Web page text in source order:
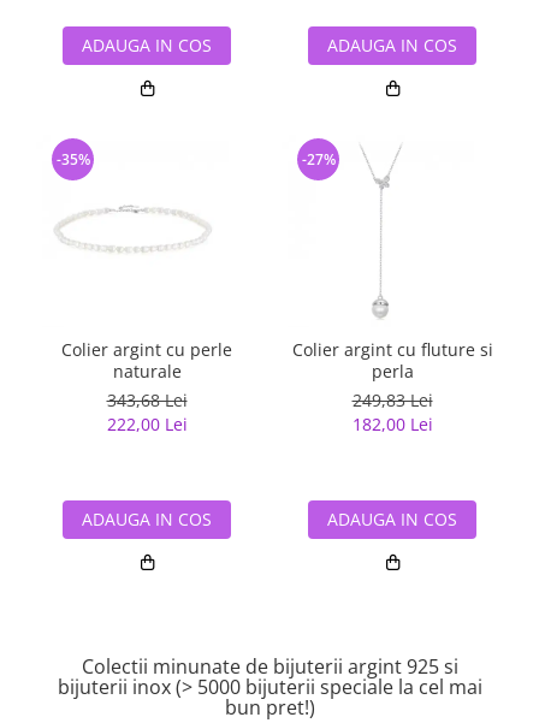
ADAUGA IN COS
Colier argint cu perle
naturale
343,68 Lei
222,00 Lei
-35%
ADAUGA IN COS
ADAUGA IN COS
Colier argint cu fluture si
perla
249,83 Lei
182,00 Lei
-27%
ADAUGA IN COS
Colectii minunate de bijuterii argint 925 si
bijuterii inox (> 5000 bijuterii speciale la cel mai
bun pret!)